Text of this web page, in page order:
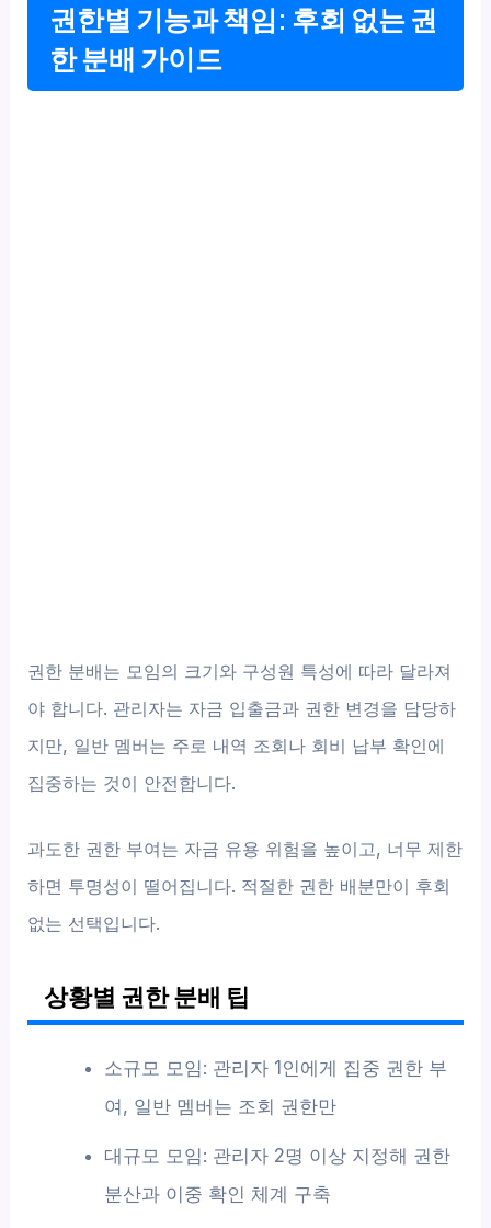
권한별 기능과 책임: 후회 없는 권
한 분배 가이드
권한 분배는 모임의 크기와 구성원 특성에 따라 달라져
야 합니다. 관리자는 자금 입출금과 권한 변경을 담당하
지만, 일반 멤버는 주로 내역 조회나 회비 납부 확인에
집중하는 것이 안전합니다.
과도한 권한 부여는 자금 유용 위험을 높이고, 너무 제한
하면 투명성이 떨어집니다. 적절한 권한 배분만이 후회
없는 선택입니다.
상황별 권한 분배 팁
소규모 모임: 관리자 1인에게 집중 권한 부
여, 일반 멤버는 조회 권한만
대규모 모임: 관리자 2명 이상 지정해 권한
분산과 이중 확인 체계 구축